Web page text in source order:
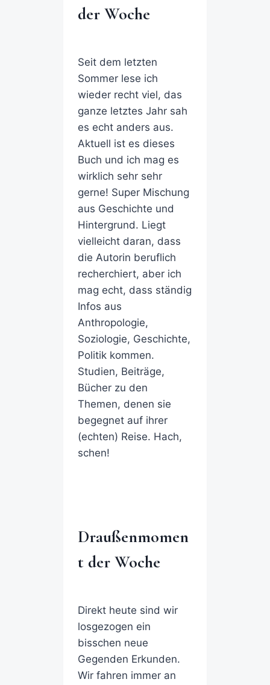
der Woche
Seit dem letzten
Sommer lese ich
wieder recht viel, das
ganze letztes Jahr sah
es echt anders aus.
Aktuell ist es dieses
Buch und ich mag es
wirklich sehr sehr
gerne! Super Mischung
aus Geschichte und
Hintergrund. Liegt
vielleicht daran, dass
die Autorin beruflich
recherchiert, aber ich
mag echt, dass ständig
Infos aus
Anthropologie,
Soziologie, Geschichte,
Politik kommen.
Studien, Beiträge,
Bücher zu den
Themen, denen sie
begegnet auf ihrer
(echten) Reise. Hach,
schen!
Draußenmomen
t der Woche
Direkt heute sind wir
losgezogen ein
bisschen neue
Gegenden Erkunden.
Wir fahren immer an